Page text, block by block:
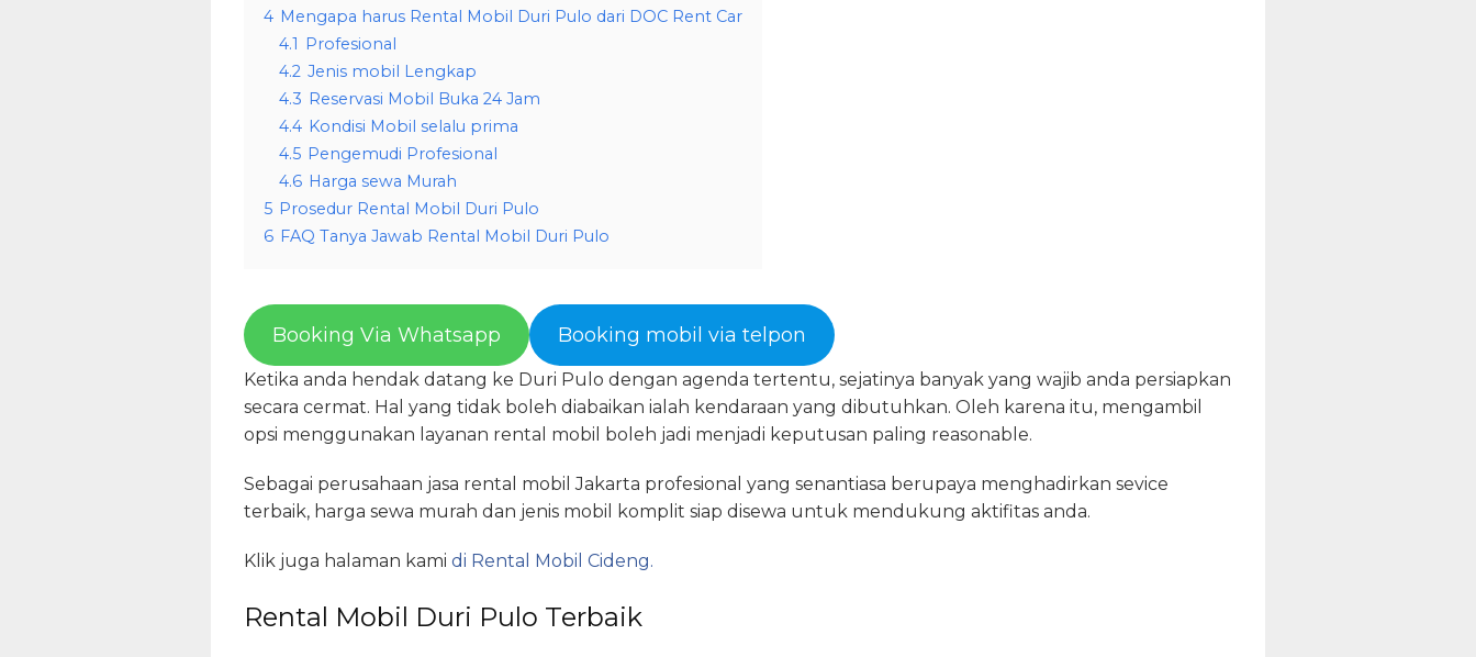
4 Mengapa harus Rental Mobil Duri Pulo dari DOC Rent Car
4.1 Profesional
4.2 Jenis mobil Lengkap
4.3 Reservasi Mobil Buka 24 Jam
4.4 Kondisi Mobil selalu prima
4.5 Pengemudi Profesional
4.6 Harga sewa Murah
5 Prosedur Rental Mobil Duri Pulo
6 FAQ Tanya Jawab Rental Mobil Duri Pulo
Booking Via Whatsapp Booking mobil via telpon
Ketika anda hendak datang ke Duri Pulo dengan agenda tertentu, sejatinya banyak yang wajib anda persiapkan
secara cermat. Hal yang tidak boleh diabaikan ialah kendaraan yang dibutuhkan. Oleh karena itu, mengambil
opsi menggunakan layanan rental mobil boleh jadi menjadi keputusan paling reasonable.
Sebagai perusahaan jasa rental mobil Jakarta profesional yang senantiasa berupaya menghadirkan sevice
terbaik, harga sewa murah dan jenis mobil komplit siap disewa untuk mendukung aktifitas anda.
Klik juga halaman kami di Rental Mobil Cideng.
Rental Mobil Duri Pulo Terbaik